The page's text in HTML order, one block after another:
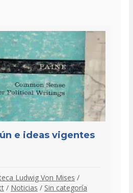
e ideas vigentes
Ludwig Von Mises /
/ Noticias / Sin categoría